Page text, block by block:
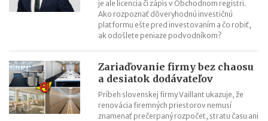
Video pohovor do zamestnania? Firmy sa rýchlo adaptovali na
je ale licencia či zápis v Obchodnom registri.
Ako rozpoznať dôveryhodnú investičnú
platformu ešte pred investovaním a čo robiť,
ak odošlete peniaze podvodníkom?
Zariaďovanie firmy bez chaosu
a desiatok dodávateľov
Príbeh slovenskej firmy Vaillant ukazuje, že
renovácia firemných priestorov nemusí
znamenať prečerpaný rozpočet, stratu času ani